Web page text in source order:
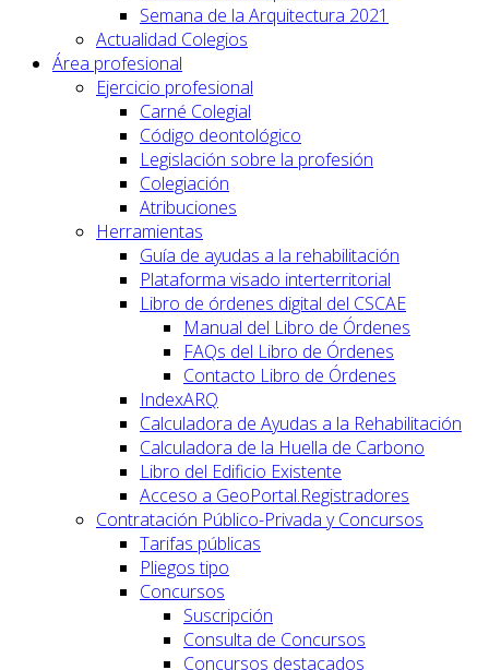
Semana de la Arquitectura 2021
Actualidad Colegios
Área profesional
Ejercicio profesional
Carné Colegial
Código deontológico
Legislación sobre la profesión
Colegiación
Atribuciones
Herramientas
Guía de ayudas a la rehabilitación
Plataforma visado interterritorial
Libro de órdenes digital del CSCAE
Manual del Libro de Órdenes
FAQs del Libro de Órdenes
Contacto Libro de Órdenes
IndexARQ
Calculadora de Ayudas a la Rehabilitación
Calculadora de la Huella de Carbono
Libro del Edificio Existente
Acceso a GeoPortal.Registradores
Contratación Público-Privada y Concursos
Tarifas públicas
Pliegos tipo
Concursos
Suscripción
Consulta de Concursos
Concursos destacados